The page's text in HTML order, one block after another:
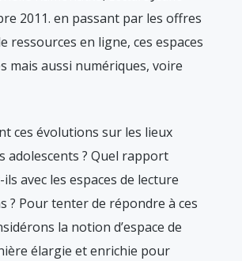
2011. en passant par les offres
ressources en ligne, ces espaces
mais aussi numériques, voire
ces évolutions sur les lieux
adolescents ? Quel rapport
avec les espaces de lecture
? Pour tenter de répondre à ces
la notion d’espace de
élargie et enrichie pour